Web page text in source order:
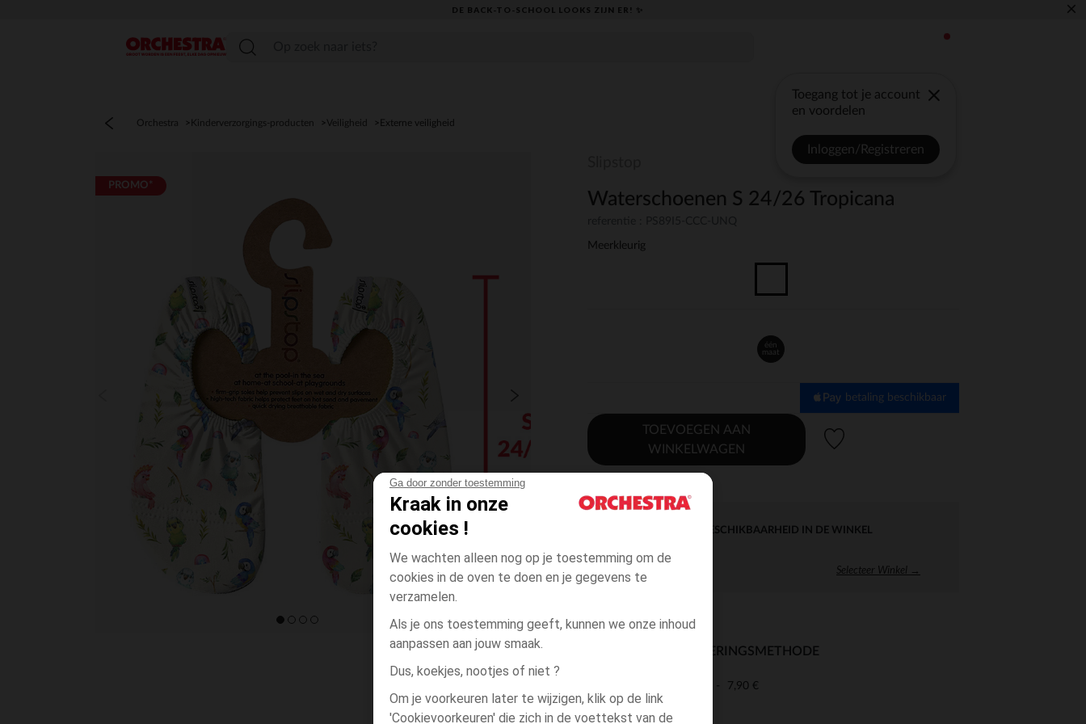
Ga door zonder toestemming
Kraak in onze
cookies !
We wachten alleen nog op je toestemming om de
cookies in de oven te doen en je gegevens te
verzamelen.
Als je ons toestemming geeft, kunnen we onze inhoud
aanpassen aan jouw smaak.
Dus, koekjes, nootjes of niet ?
Om je voorkeuren later te wijzigen, klik op de link
'Cookievoorkeuren' die zich in de voettekst van de
DE BACK-TO-SCHOOL LOOKS ZIJN ER! ✨ ×
menu
Toegang tot je account
en voordelen
Inloggen/Registreren
Orchestra Kinderverzorgings-producten Veiligheid Externe veiligheid
PROMO*
Waterschoenen S 24/26 Tropicana
Meerkleurig
één
maat
betaling beschikbaar
TOEVOEGEN AAN
WINKELWAGEN
DIRECTE BESCHIKBAARHEID IN DE WINKEL
Selecteer Winkel →
BESCHIKBAARE LEVERINGSMETHODE
7,90 €
2 tot 4 dagen